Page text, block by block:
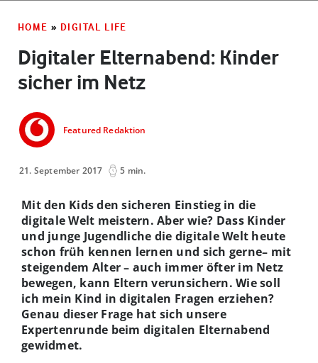
HOME » DIGITAL LIFE
Digitaler Elternabend: Kinder
sicher im Netz
Featured Redaktion
21. September 2017 5 min.
Mit den Kids den sicheren Einstieg in die
digitale Welt meistern. Aber wie? Dass Kinder
und junge Jugendliche die digitale Welt heute
schon früh kennen lernen und sich gerne– mit
steigendem Alter – auch immer öfter im Netz
bewegen, kann Eltern verunsichern. Wie soll
ich mein Kind in digitalen Fragen erziehen?
Genau dieser Frage hat sich unsere
Expertenrunde beim digitalen Elternabend
gewidmet.